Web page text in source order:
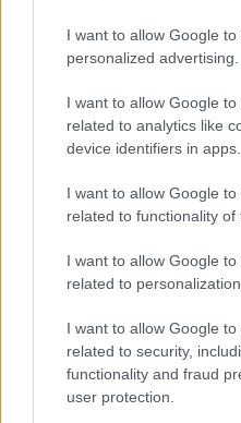
I want to allow Google to
personalized advertising.
I want to allow Google
related to analytics like
device identifiers in apps.
I want to allow Google
related to functionality of
I want to allow Google
related to personalization.
I want to allow Google
related to security,
functionality and fraud
user protection.
Tilaa
LUETUIMMAT